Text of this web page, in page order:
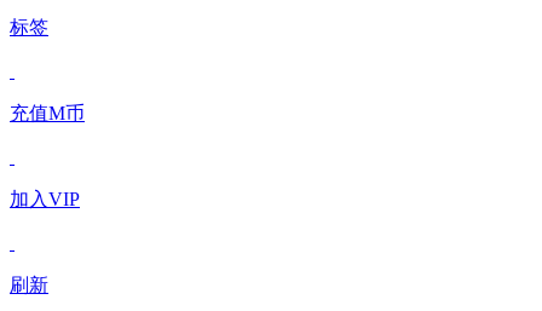
标签
充值M币
加入VIP
刷新